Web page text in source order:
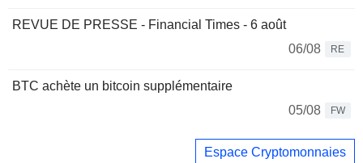
REVUE DE PRESSE - Financial Times - 6 août
06/08
RE
BTC achète un bitcoin supplémentaire
05/08
FW
Espace Cryptomonnaies